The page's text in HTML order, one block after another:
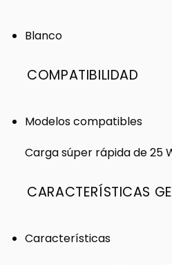
Blanco
COMPATIBILIDAD
Modelos compatibles
Carga súper rápida de 25
CARACTERÍSTICAS
Características